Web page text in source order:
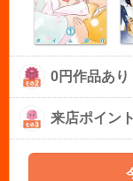
0円作品あり
来店ポイント